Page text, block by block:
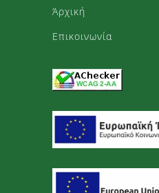
Άρχική
Επικοινωνία